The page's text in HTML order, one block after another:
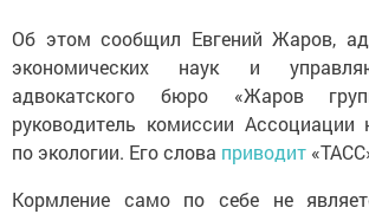
Об этом сообщил Евгений Жаров,
экономических наук и
адвокатского бюро «Жаров
руководитель комиссии Ассоциации
по экологии. Его слова приводит
Кормление само по себе не